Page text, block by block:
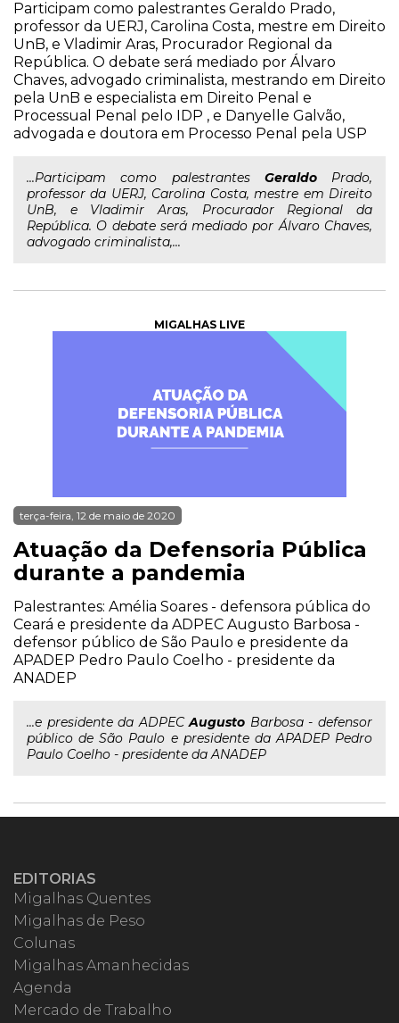
Participam como palestrantes Geraldo Prado,
professor da UERJ, Carolina Costa, mestre em Direito
UnB, e Vladimir Aras, Procurador Regional da
República. O debate será mediado por Álvaro
Chaves, advogado criminalista, mestrando em Direito
pela UnB e especialista em Direito Penal e
Processual Penal pelo IDP , e Danyelle Galvão,
advogada e doutora em Processo Penal pela USP
...Participam como palestrantes GeraldoPrado,
professor da UERJ, Carolina Costa, mestre em Direito
UnB, e Vladimir Aras, Procurador Regional da
República. O debate será mediado por Álvaro Chaves,
advogado criminalista,...
MIGALHAS LIVE
terça-feira, 12 de maio de 2020
Atuação da Defensoria Pública
durante a pandemia
Palestrantes: Amélia Soares - defensora pública do
Ceará e presidente da ADPEC Augusto Barbosa -
defensor público de São Paulo e presidente da
APADEP Pedro Paulo Coelho - presidente da
ANADEP
...e presidente da ADPECAugusto Barbosa - defensor
público de São Paulo e presidente da APADEP Pedro
Paulo Coelho - presidente da ANADEP
EDITORIAS
Migalhas Quentes
Migalhas de Peso
Colunas
Migalhas Amanhecidas
Agenda
Mercado de Trabalho